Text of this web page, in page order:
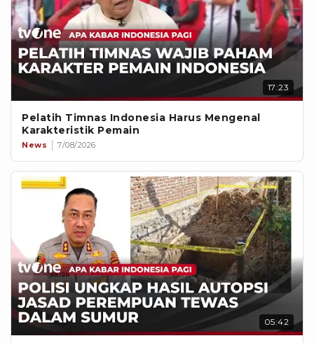
17:23
Pelatih Timnas Indonesia Harus Mengenal
Karakteristik Pemain
News 7/08/2026
05:42